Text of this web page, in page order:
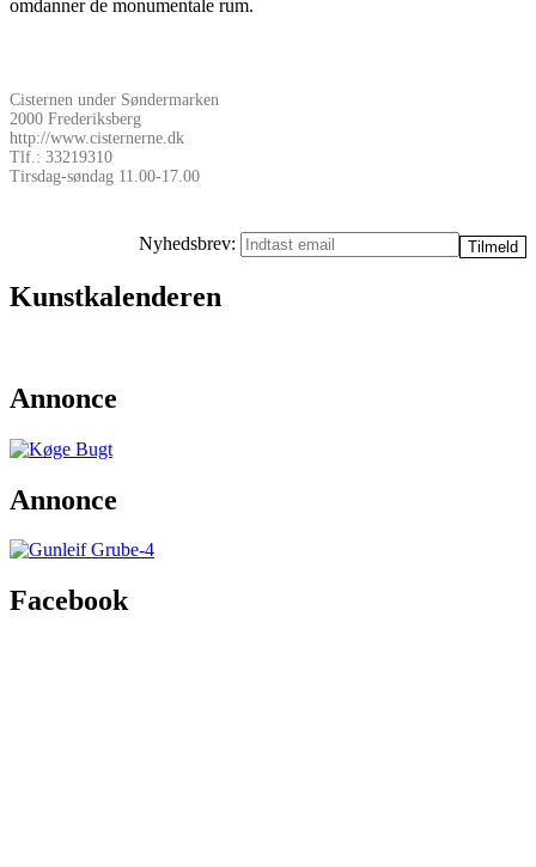
omdanner de monumentale rum.
Cisternen under Søndermarken
2000 Frederiksberg
http://www.cisternerne.dk
Tlf.: 33219310
Tirsdag-søndag 11.00-17.00
Nyhedsbrev:
Kunstkalenderen
Annonce
Annonce
Facebook